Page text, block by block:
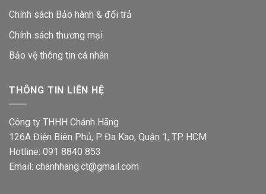
Chính sách Bảo hành & đổi trả
Chính sách thương mại
Bảo vệ thông tin cá nhân
THÔNG TIN LIÊN HỆ
Công ty THHH Chánh Hãng
126A Điện Biên Phủ, P. Đa Kao, Quận 1, TP. HCM
Hotline: 091 8840 853
Email: chanhhang.ct@gmail.com